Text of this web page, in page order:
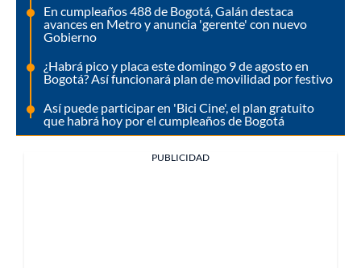
En cumpleaños 488 de Bogotá, Galán destaca
avances en Metro y anuncia 'gerente' con nuevo
Gobierno
¿Habrá pico y placa este domingo 9 de agosto en
Bogotá? Así funcionará plan de movilidad por festivo
Así puede participar en 'Bici Cine', el plan gratuito
que habrá hoy por el cumpleaños de Bogotá
PUBLICIDAD